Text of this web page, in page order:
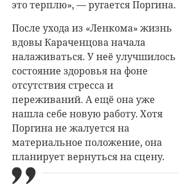
это терплю», — ругается Поргина.
После ухода из «Ленкома» жизнь
вдовы Караченцова начала
налаживаться. У неё улучшилось
состояние здоровья на фоне
отсутствия стресса и
переживаний. А ещё она уже
нашла себе новую работу. Хотя
Поргина не жалуется на
материальное положение, она
планирует вернуться на сцену.